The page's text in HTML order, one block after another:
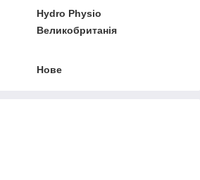
Hydro Physio
Великобританія
Нове